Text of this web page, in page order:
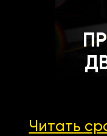
Читать